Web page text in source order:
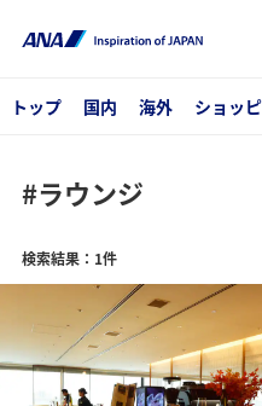
トップ 国内 海外 ショッ
#ラウンジ
検索結果：1件